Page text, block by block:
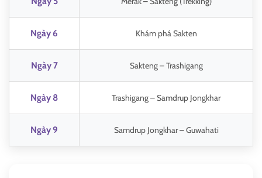
Ngày 6 Khám phá Sakten
Ngày 7 Sakteng – Trashigang
Ngày 8 Trashigang – Samdrup Jongkhar
Ngày 9 Samdrup Jongkhar – Guwahati